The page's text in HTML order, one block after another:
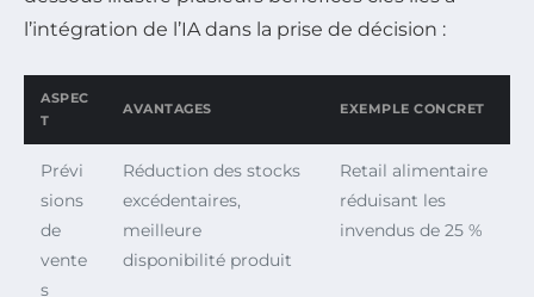
l’intégration de l’IA dans la prise de décision :
ASPEC
T
AVANTAGES EXEMPLE CONCRET
Prévi
sions
de
vente
s
Réduction des stocks
excédentaires,
meilleure
disponibilité produit
Retail alimentaire
réduisant les
invendus de 25 %